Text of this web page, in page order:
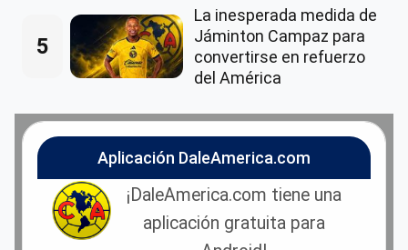
5
La inesperada medida de
Jáminton Campaz para
convertirse en refuerzo
del América
Aplicación DaleAmerica.com
¡DaleAmerica.com tiene una
aplicación gratuita para